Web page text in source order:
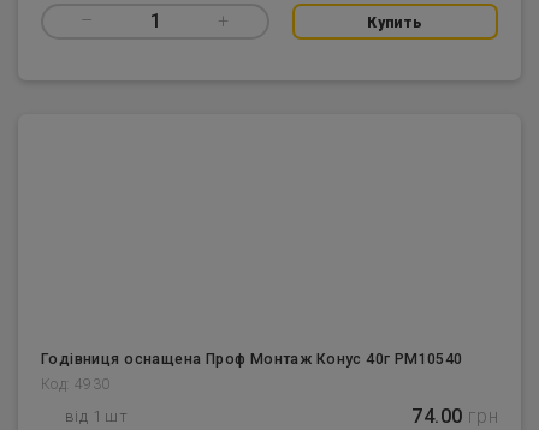
– 1 + Купить
Годівниця оснащена Проф Монтаж Конус 40г PM10540
Код: 4930
від 1 шт 74.00 грн